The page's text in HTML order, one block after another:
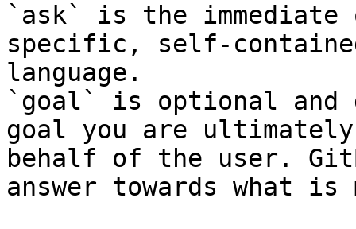
`ask` is the
specific, self-
language.
`goal` is optional and
goal you are
behalf of the user.
answer towards what